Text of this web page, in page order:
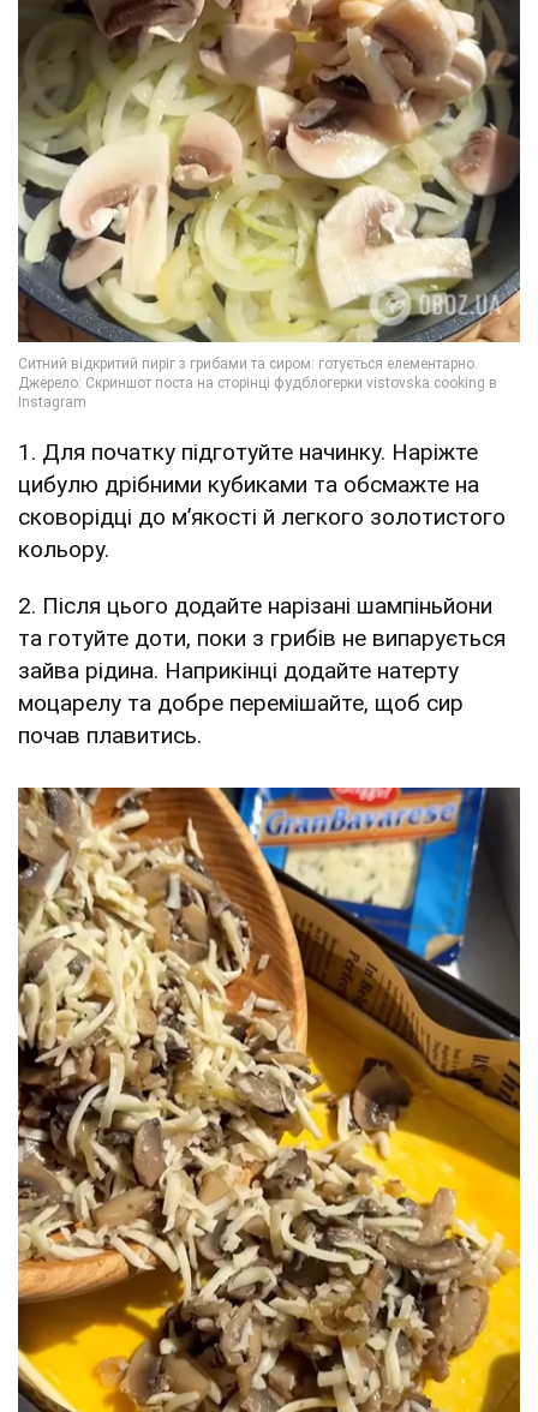
1. Для початку підготуйте начинку. Наріжте
цибулю дрібними кубиками та обсмажте на
сковорідці до м’якості й легкого золотистого
кольору.
2. Після цього додайте нарізані шампіньйони
та готуйте доти, поки з грибів не випарується
зайва рідина. Наприкінці додайте натерту
моцарелу та добре перемішайте, щоб сир
почав плавитись.